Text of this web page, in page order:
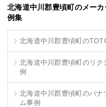
北海道中川郡豊頃町のメー
例集
北海道中川郡豊頃町の
北海道中川郡豊頃町のリ
例
北海道中川郡豊頃町のパ
ム事例